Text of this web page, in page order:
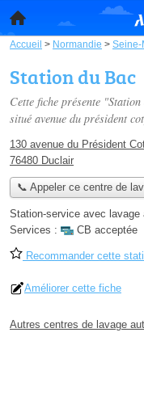
Accueil > Normandie > Seine-
Station du Bac
Cette fiche présente
situé avenue du président
130 avenue du Président
76480 Duclair
📞 Appeler ce centre de
Station-service avec lavage
Services :
CB acceptée
Recommander cette
Améliorer cette fiche
Autres centres de lavage